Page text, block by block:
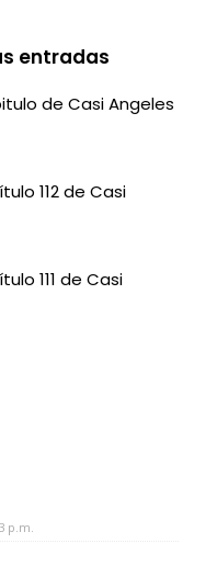
entradas
de Casi Angeles
112 de Casi
111 de Casi
p.m.